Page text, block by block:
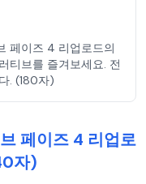
페이즈 4 리업로드의
티브를 즐겨보세요. 전
. (180자)
페이즈 4 리업로
자)